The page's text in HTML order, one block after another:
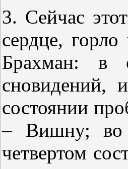
3. Сейчас
сердце,
Брахман: в
сновидений,
состоянии
– Вишну; во
четвертом